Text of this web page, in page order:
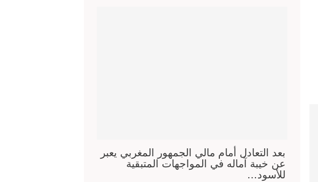
بعد التعادل أمام مالي الجمهور المغربي يعبر
عن خيبة آماله في المواجهات المتبقية
للأسود…